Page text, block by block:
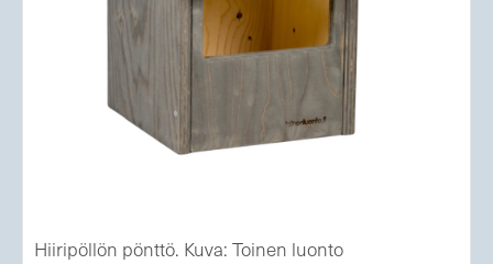
Hiiripöllön pönttö. Kuva: Toinen luonto